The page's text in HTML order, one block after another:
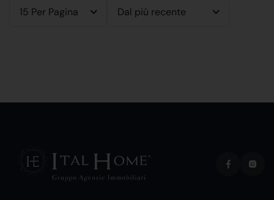
15 Per Pagina Dal più recente